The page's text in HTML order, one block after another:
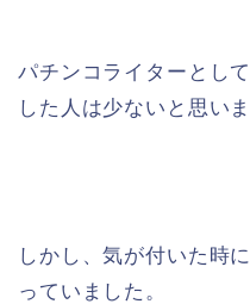
パチンコライターとし
した人は少ないと思いま
しかし、気が付いた時
っていました。